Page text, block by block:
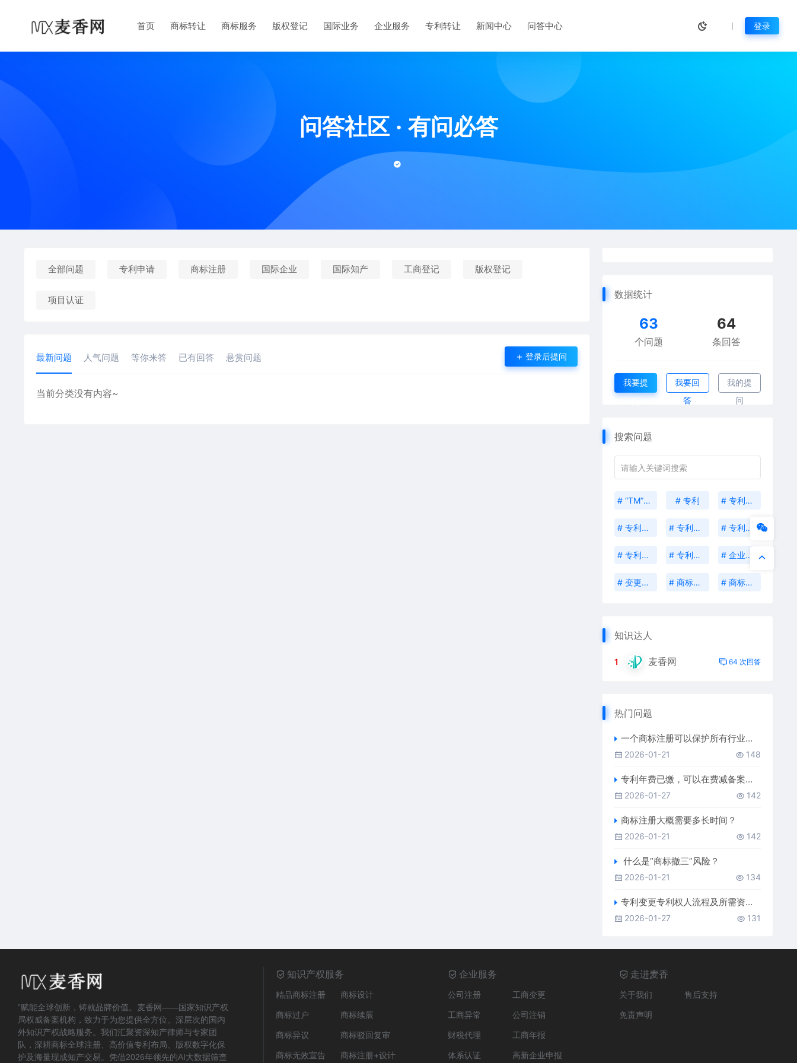
首页 商标转让 商标服务 版权登记 国际业务 企业服务 专利转让 新闻中心 问答中心 登录
问答社区 · 有问必答
全部问题 专利申请 商标注册 国际企业 国际知产 工商登记 版权登记
项目认证
最新问题 人气问题 等你来答 已有回答 悬赏问题 登录后提问
当前分类没有内容~
数据统计
63
个问题
64
条回答
我要提
我要回
答
我的提
问
搜索问题
# “TM”和“R”有什么区别？ # 专利 # 专利优先权
# 专利变更 # 专利年费 # 专利授权流程
# 专利申报 # 专利申请委托书 # 企业年报
# 变更申请 # 商标使用证据 # 商标变更
知识达人
1 麦香网 64 次回答
热门问题
一个商标注册可以保护所有行业吗？
2026-01-21 148
专利年费已缴，可以在费减备案后申请多缴退款吗
2026-01-27 142
商标注册大概需要多长时间？
2026-01-21 142
什么是“商标撤三”风险？
2026-01-21 134
专利变更专利权人流程及所需资料？
2026-01-27 131
“赋能全球创新，铸就品牌价值。麦香网——国家知识产权
局权威备案机构，致力于为您提供全方位、深层次的国内
外知识产权战略服务。我们汇聚资深知产律师与专家团
队，深耕商标全球注册、高价值专利布局、版权数字化保
护及海量现成知产交易。凭借2026年领先的AI大数据筛查
知识产权服务
精品商标注册
商标设计
商标过户
商标续展
商标异议
商标驳回复审
商标无效宣告
商标注册+设计
企业服务
公司注册
工商变更
工商异常
公司注销
财税代理
工商年报
体系认证
高新企业申报
走进麦香
关于我们
售后支持
免责声明